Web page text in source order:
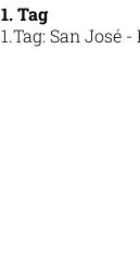
1. Tag
1.Tag: San José